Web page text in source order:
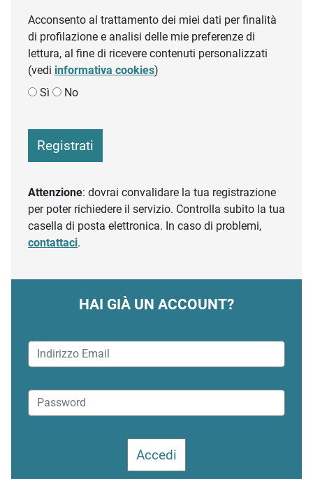
Acconsento al trattamento dei miei dati per finalità
di profilazione e analisi delle mie preferenze di
lettura, al fine di ricevere contenuti personalizzati
(vedi informativa cookies)
Sì
No
Registrati
Attenzione: dovrai convalidare la tua registrazione
per poter richiedere il servizio. Controlla subito la tua
casella di posta elettronica. In caso di problemi,
contattaci.
HAI GIÀ UN ACCOUNT?